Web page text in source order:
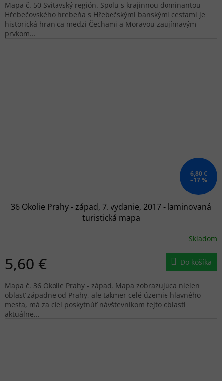
Mapa č. 50 Svitavský región. Spolu s krajinnou dominantou
Hřebečovského hrebeňa s Hřebečskými banskými cestami je
historická hranica medzi Čechami a Moravou zaujímavým
prvkom...
6,80 €
–17 %
36 Okolie Prahy - západ, 7. vydanie, 2017 - laminovaná
turistická mapa
Skladom
5,60 € Do košíka
Mapa č. 36 Okolie Prahy - západ. Mapa zobrazujúca nielen
oblasť západne od Prahy, ale takmer celé územie hlavného
mesta, má za cieľ poskytnúť návštevníkom tejto oblasti
aktuálne...